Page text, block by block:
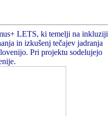
LETS, ki temelji na inkluziji
in izkušenj tečajev jadranja
Pri projektu sodelujejo